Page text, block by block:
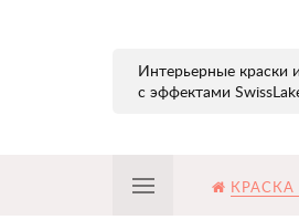
Интерьерные краски
с эффектами
КРАСКА